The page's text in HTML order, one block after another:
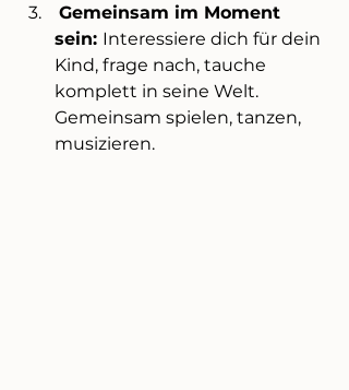
Gemeinsam im Moment
sein: Interessiere dich für dein
Kind, frage nach, tauche
komplett in seine Welt.
Gemeinsam spielen, tanzen,
musizieren.